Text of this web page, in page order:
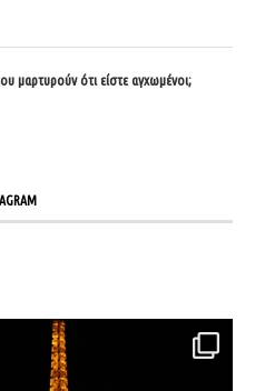
μαρτυρούν ότι είστε αγχωμένοι;